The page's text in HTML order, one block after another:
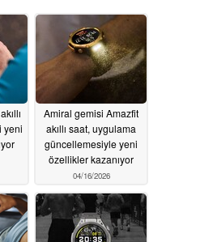
yeni
Amiral gemisi Amazfit
akıllı saat, uygulama
güncellemesiyle yeni
özellikler kazanıyor
04/16/2026